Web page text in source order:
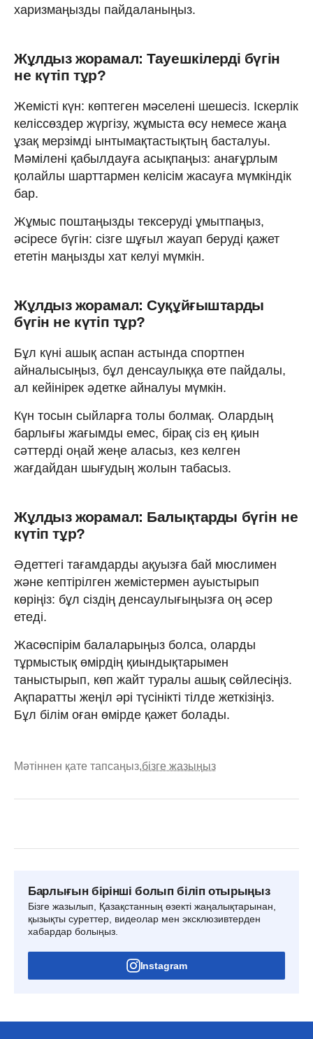
харизмаңызды пайдаланыңыз.
Жұлдыз жорамал: Тауешкілерді бүгін
не күтіп тұр?
Жемісті күн: көптеген мәселені шешесіз. Іскерлік
келіссөздер жүргізу, жұмыста өсу немесе жаңа
ұзақ мерзімді ынтымақтастықтың басталуы.
Мәмілені қабылдауға асықпаңыз: анағұрлым
қолайлы шарттармен келісім жасауға мүмкіндік
бар.
Жұмыс поштаңызды тексеруді ұмытпаңыз,
әсіресе бүгін: сізге шұғыл жауап беруді қажет
ететін маңызды хат келуі мүмкін.
Жұлдыз жорамал: Суқұйғыштарды
бүгін не күтіп тұр?
Бұл күні ашық аспан астында спортпен
айналысыңыз, бұл денсаулыққа өте пайдалы,
ал кейінірек әдетке айналуы мүмкін.
Күн тосын сыйларға толы болмақ. Олардың
барлығы жағымды емес, бірақ сіз ең қиын
сәттерді оңай жеңе аласыз, кез келген
жағдайдан шығудың жолын табасыз.
Жұлдыз жорамал: Балықтарды бүгін не
күтіп тұр?
Әдеттегі тағамдарды ақуызға бай мюслимен
және кептірілген жемістермен ауыстырып
көріңіз: бұл сіздің денсаулығыңызға оң әсер
етеді.
Жасөспірім балаларыңыз болса, оларды
тұрмыстық өмірдің қиындықтарымен
таныстырып, көп жайт туралы ашық сөйлесіңіз.
Ақпаратты жеңіл әрі түсінікті тілде жеткізіңіз.
Бұл білім оған өмірде қажет болады.
Мәтіннен қате тапсаңыз,бізге жазыңыз
Барлығын бірінші болып біліп отырыңыз
Бізге жазылып, Қазақстанның өзекті жаңалықтарынан,
қызықты суреттер, видеолар мен эксклюзивтерден
хабардар болыңыз.
Instagram